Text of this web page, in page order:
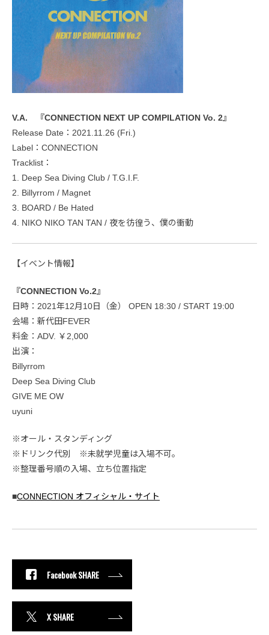
V.A. 『CONNECTION NEXT UP COMPILATION Vo. 2』
Release Date：2021.11.26 (Fri.)
Label：CONNECTION
Tracklist：
1. Deep Sea Diving Club / T.G.I.F.
2. Billyrrom / Magnet
3. BOARD / Be Hated
4. NIKO NIKO TAN TAN / 夜を彷徨う、僕の衝動
【イベント情報】
『CONNECTION Vo.2』
日時：2021年12月10日（金） OPEN 18:30 / START 19:00
会場：新代田FEVER
料金：ADV. ￥2,000
出演：
Billyrrom
Deep Sea Diving Club
GIVE ME OW
uyuni
※オール・スタンディング
※ドリンク代別 ※未就学児童は入場不可。
※整理番号順の入場、立ち位置指定
■CONNECTION オフィシャル・サイト
Facebook SHARE
X SHARE